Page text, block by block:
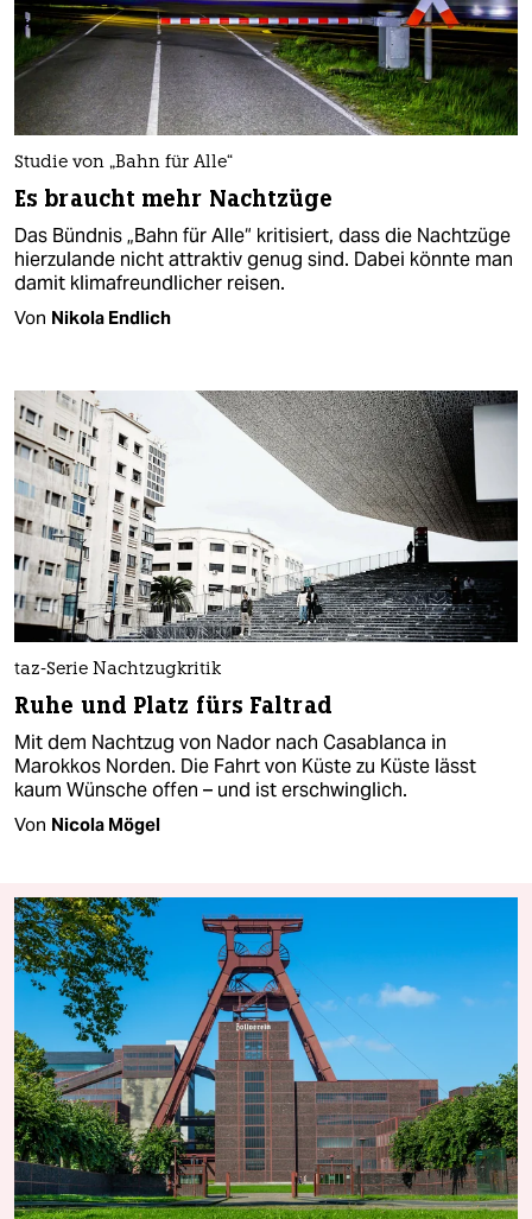
Studie von „Bahn für Alle“
Es braucht mehr Nachtzüge
Das Bündnis „Bahn für Alle“ kritisiert, dass die Nachtzüge
hierzulande nicht attraktiv genug sind. Dabei könnte man
damit klimafreundlicher reisen.
Von Nikola Endlich
taz-Serie Nachtzugkritik
Ruhe und Platz fürs Faltrad
Mit dem Nachtzug von Nador nach Casablanca in
Marokkos Norden. Die Fahrt von Küste zu Küste lässt
kaum Wünsche offen – und ist erschwinglich.
Von Nicola Mögel